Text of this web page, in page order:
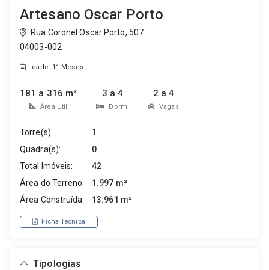
Artesano Oscar Porto
Rua Coronel Oscar Porto, 507
04003-002
Idade: 11 Meses
181 a 316 m²
Área Útil
3 a 4
Dorm.
2 a 4
Vagas
Torre(s):
1
Quadra(s):
0
Total Imóveis:
42
Área do Terreno:
1.997 m²
Área Construída:
13.961 m²
Ficha Técnica
Tipologias